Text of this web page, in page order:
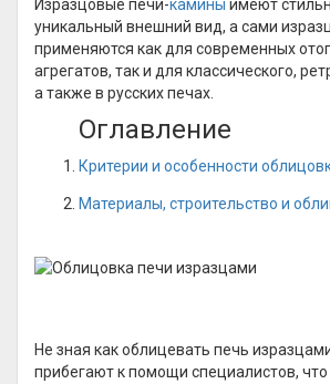
Изразцовые печи-камины имеют
уникальный внешний вид, а сами
применяются как для современных
агрегатов, так и для классического,
а также в русских печах.
Оглавление
Критерии и особенности
Материалы, строительство и
Не зная как облицевать печь
прибегают к помощи специалистов, что